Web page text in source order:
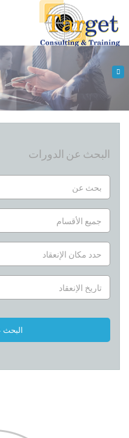
البحث عن الدورات
جميع الأقسام
حدد مكان الإنعقاد